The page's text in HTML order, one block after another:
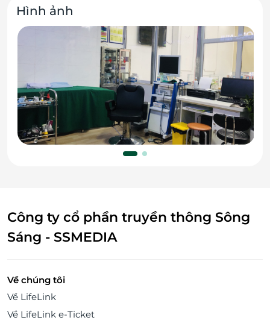
Hình ảnh
Công ty cổ phần truyền thông Sông
Sáng - SSMEDIA
Về chúng tôi
Về LifeLink
Về LifeLink e-Ticket